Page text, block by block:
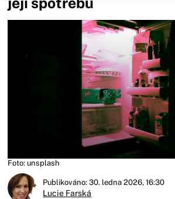
Foto: unsplash
Publikováno: 30. ledna 2026, 16:30
Lucie Farská